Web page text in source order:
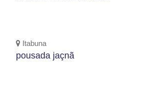
Itabuna
pousada jaçnã